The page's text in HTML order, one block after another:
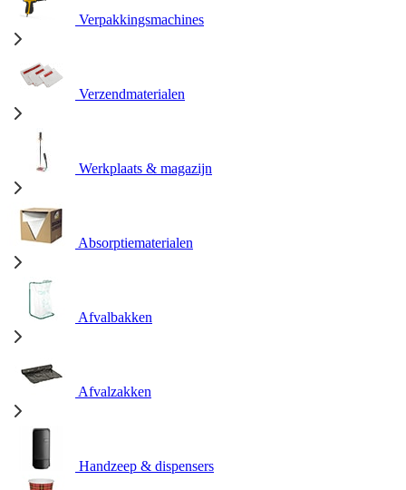
Verpakkingsmachines
Verzendmaterialen
Werkplaats & magazijn
Absorptiematerialen
Afvalbakken
Afvalzakken
Handzeep & dispensers